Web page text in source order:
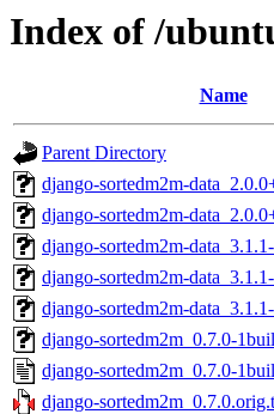
Index of /
Name
Parent Directory
django-sortedm2m-
django-sortedm2m-
django-sortedm2m-
django-sortedm2m-
django-sortedm2m-
django-sortedm2m_0.7.0-
django-sortedm2m_0.7.0-
django-